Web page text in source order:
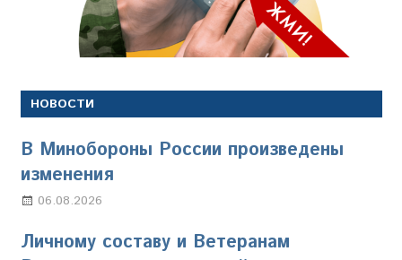
НОВОСТИ
В Минобороны России произведены
изменения
06.08.2026
Личному составу и Ветеранам